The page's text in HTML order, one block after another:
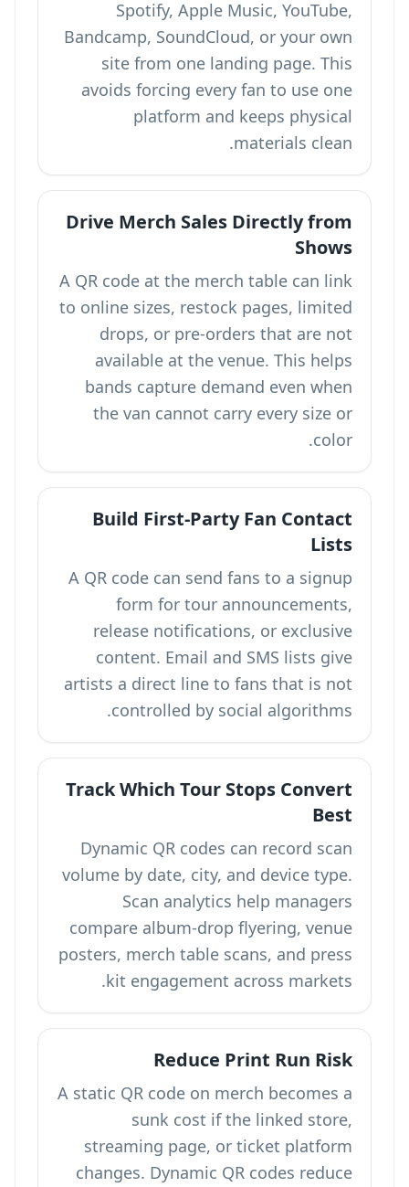
Spotify, Apple Music, YouTube,
Bandcamp, SoundCloud, or your own
site from one landing page. This
avoids forcing every fan to use one
platform and keeps physical
materials clean.
Drive Merch Sales Directly from
Shows
A QR code at the merch table can link
to online sizes, restock pages, limited
drops, or pre-orders that are not
available at the venue. This helps
bands capture demand even when
the van cannot carry every size or
color.
Build First-Party Fan Contact
Lists
A QR code can send fans to a signup
form for tour announcements,
release notifications, or exclusive
content. Email and SMS lists give
artists a direct line to fans that is not
controlled by social algorithms.
Track Which Tour Stops Convert
Best
Dynamic QR codes can record scan
volume by date, city, and device type.
Scan analytics help managers
compare album-drop flyering, venue
posters, merch table scans, and press
kit engagement across markets.
Reduce Print Run Risk
A static QR code on merch becomes a
sunk cost if the linked store,
streaming page, or ticket platform
changes. Dynamic QR codes reduce